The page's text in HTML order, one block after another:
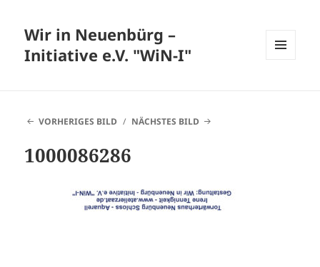
Wir in Neuenbürg –
Initiative e.V. "WiN-I"
VORHERIGES BILD NÄCHSTES BILD
1000086286